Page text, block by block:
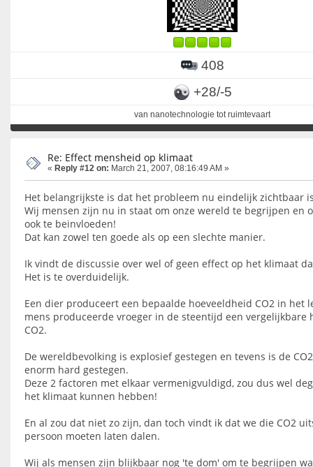
408
+28/-5
van nanotechnologie tot ruimtevaart
Re: Effect mensheid op klimaat
« Reply #12 on: March 21, 2007, 08:16:49 AM »
Het belangrijkste is dat het probleem nu eindelijk zichtbaar
Wij mensen zijn nu in staat om onze wereld te begrijpen en
ook te beinvloeden!
Dat kan zowel ten goede als op een slechte manier.
Ik vindt de discussie over wel of geen effect op het klimaat
Het is te overduidelijk.
Een dier produceert een bepaalde hoeveeldheid CO2 in het
mens produceerde vroeger in de steentijd een vergelijkbare
CO2.
De wereldbevolking is explosief gestegen en tevens is de
enorm hard gestegen.
Deze 2 factoren met elkaar vermenigvuldigd, zou dus wel
het klimaat kunnen hebben!
En al zou dat niet zo zijn, dan toch vindt ik dat we die CO2
persoon moeten laten dalen.
Wij als mensen zijn blijkbaar nog 'te dom' om te begrijpen